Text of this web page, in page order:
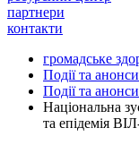
партнери
контакти
громадське
Події та анонси
Події та анонси
Національна
та епідемія